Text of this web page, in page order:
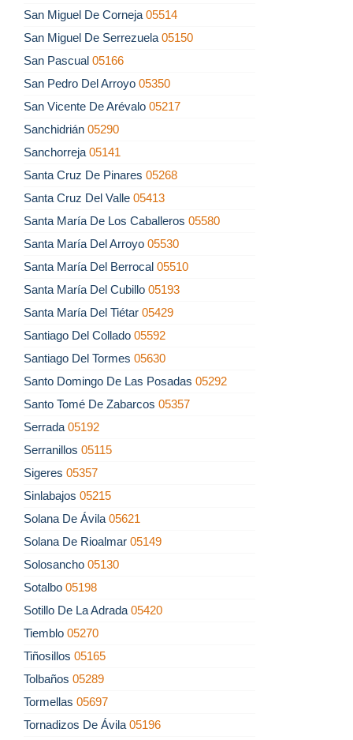
San Miguel De Corneja 05514
San Miguel De Serrezuela 05150
San Pascual 05166
San Pedro Del Arroyo 05350
San Vicente De Arévalo 05217
Sanchidrián 05290
Sanchorreja 05141
Santa Cruz De Pinares 05268
Santa Cruz Del Valle 05413
Santa María De Los Caballeros 05580
Santa María Del Arroyo 05530
Santa María Del Berrocal 05510
Santa María Del Cubillo 05193
Santa María Del Tiétar 05429
Santiago Del Collado 05592
Santiago Del Tormes 05630
Santo Domingo De Las Posadas 05292
Santo Tomé De Zabarcos 05357
Serrada 05192
Serranillos 05115
Sigeres 05357
Sinlabajos 05215
Solana De Ávila 05621
Solana De Rioalmar 05149
Solosancho 05130
Sotalbo 05198
Sotillo De La Adrada 05420
Tiemblo 05270
Tiñosillos 05165
Tolbaños 05289
Tormellas 05697
Tornadizos De Ávila 05196